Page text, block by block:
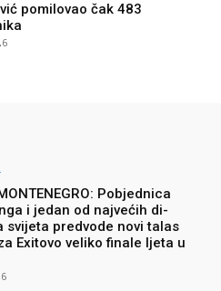
pomilovao čak 483
Pobjednica
i jedan od najvećih di-
svijeta predvode novi talas
Exitovo veliko finale ljeta u